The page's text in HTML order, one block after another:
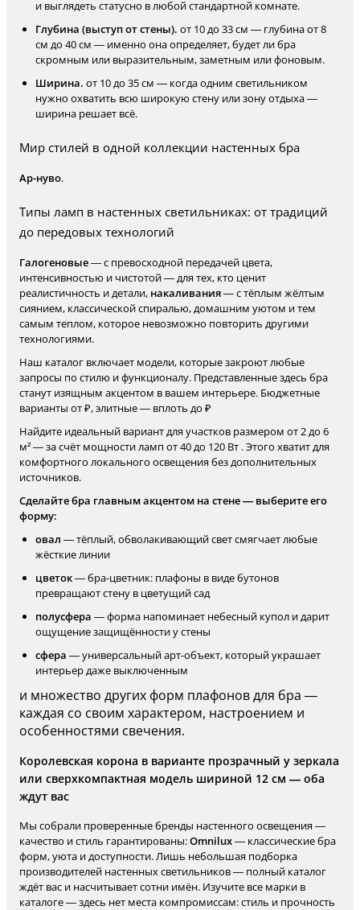
и выглядеть статусно в любой стандартной комнате.
Глубина (выступ от стены). от 10 до 33 см — глубина от 8
см до 40 см — именно она определяет, будет ли бра
скромным или выразительным, заметным или фоновым.
Ширина. от 10 до 35 см — когда одним светильником
нужно охватить всю широкую стену или зону отдыха —
ширина решает всё.
Мир стилей в одной коллекции настенных бра
Ар-нуво.
Типы ламп в настенных светильниках: от традиций
до передовых технологий
Галогеновые— с превосходной передачей цвета,
интенсивностью и чистотой — для тех, кто ценит
реалистичность и детали, накаливания— с тёплым жёлтым
сиянием, классической спиралью, домашним уютом и тем
самым теплом, которое невозможно повторить другими
технологиями.
Наш каталог включает модели, которые закроют любые
запросы по стилю и функционалу. Представленные здесь бра
станут изящным акцентом в вашем интерьере. Бюджетные
варианты от ₽, элитные — вплоть до ₽
Найдите идеальный вариант для участков размером от 2 до 6
м² — за счёт мощности ламп от 40 до 120 Вт . Этого хватит для
комфортного локального освещения без дополнительных
источников.
Сделайте бра главным акцентом на стене — выберите его
форму:
овал — тёплый, обволакивающий свет смягчает любые
жёсткие линии
цветок— бра-цветник: плафоны в виде бутонов
превращают стену в цветущий сад
полусфера — форма напоминает небесный купол и дарит
ощущение защищённости у стены
сфера — универсальный арт-объект, который украшает
интерьер даже выключенным
и множество других форм плафонов для бра —
каждая со своим характером, настроением и
особенностями свечения.
Королевская корона в варианте прозрачный у зеркала
или сверхкомпактная модель шириной 12 см — оба
ждут вас
Мы собрали проверенные бренды настенного освещения —
качество и стиль гарантированы:Omnilux— классические бра
форм, уюта и доступности. Лишь небольшая подборка
производителей настенных светильников — полный каталог
ждёт вас и насчитывает сотни имён. Изучите все марки в
каталоге — здесь нет места компромиссам: стиль и прочность